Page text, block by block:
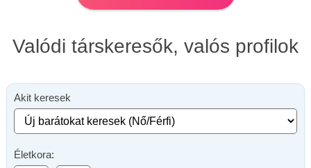
Valódi társkeresők, valós profilok
Akit keresek
Életkora: